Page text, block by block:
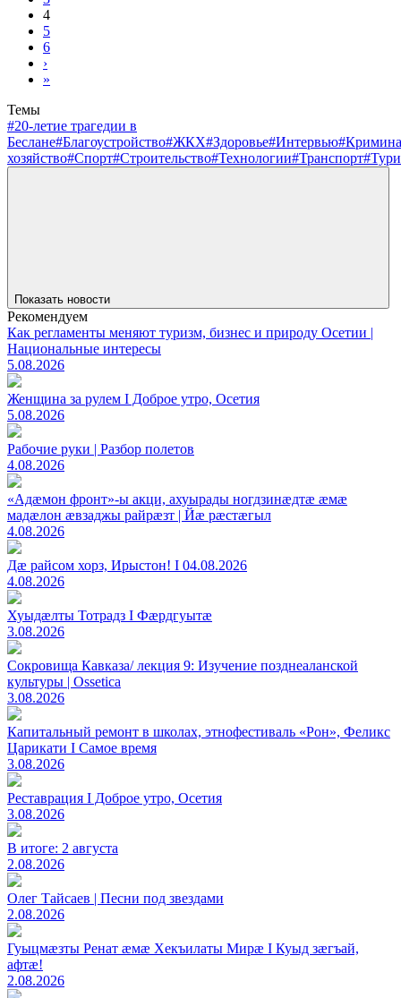
4
5
6
›
»
Темы
#20-летие трагедии в
Беслане#Благоустройство#ЖКХ#Здоровье#Интервью
хозяйство#Спорт#Строительство#Технологии#Транспорт
Показать новости
Рекомендуем
Как регламенты меняют туризм, бизнес и природу Осетии |
Национальные интересы
5.08.2026
Женщина за рулем I Доброе утро, Осетия
5.08.2026
Рабочие руки | Разбор полетов
4.08.2026
«Адæмон фронт»-ы акци, ахуырады ногдзинæдтæ æмæ
мадæлон æвзаджы райрæзт | Йæ рæстæгыл
4.08.2026
Дæ райсом хорз, Ирыстон! I 04.08.2026
4.08.2026
Хуыдæлты Тотрадз I Фæрдгуытæ
3.08.2026
Сокровища Кавказа/ лекция 9: Изучение позднеаланской
культуры | Ossetica
3.08.2026
Капитальный ремонт в школах, этнофестиваль «Рон», Феликс
Царикати I Самое время
3.08.2026
Реставрация I Доброе утро, Осетия
3.08.2026
В итоге: 2 августа
2.08.2026
Олег Тайсаев | Песни под звездами
2.08.2026
Гуыцмӕзты Ренат ӕмӕ Хекъилаты Мирӕ I Куыд зӕгъай,
афтӕ!
2.08.2026